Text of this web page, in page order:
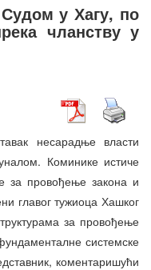
у Хагу, по
чланству у
несарадње власти
Коминике истиче
за провођење закона и
главог тужиоца Хашког
за провођење
системске
коментаришући